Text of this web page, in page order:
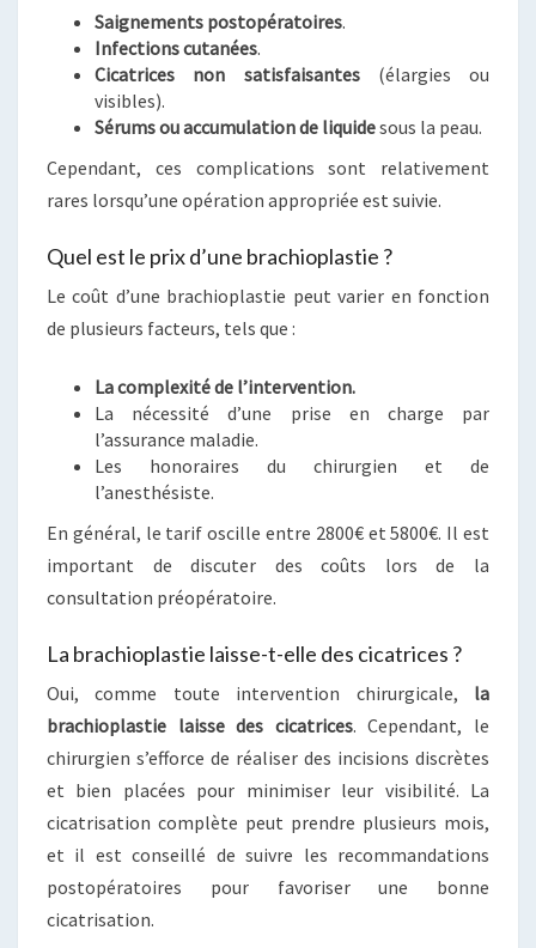
Saignements postopératoires.
Infections cutanées.
Cicatrices non satisfaisantes(élargies ou
visibles).
Sérums ou accumulation de liquidesous la peau.
Cependant, ces complications sont relativement
rares lorsqu’une opération appropriée est suivie.
Quel est le prix d’une brachioplastie ?
Le coût d’une brachioplastie peut varier en fonction
de plusieurs facteurs, tels que :
La complexité de l’intervention.
La nécessité d’une prise en charge par
l’assurance maladie.
Les honoraires du chirurgien et de
l’anesthésiste.
En général, le tarif oscille entre 2800€ et 5800€. Il est
important de discuter des coûts lors de la
consultation préopératoire.
La brachioplastie laisse-t-elle des cicatrices ?
Oui, comme toute intervention chirurgicale, la
brachioplastie laisse des cicatrices. Cependant, le
chirurgien s’efforce de réaliser des incisions discrètes
et bien placées pour minimiser leur visibilité. La
cicatrisation complète peut prendre plusieurs mois,
et il est conseillé de suivre les recommandations
postopératoires pour favoriser une bonne
cicatrisation.